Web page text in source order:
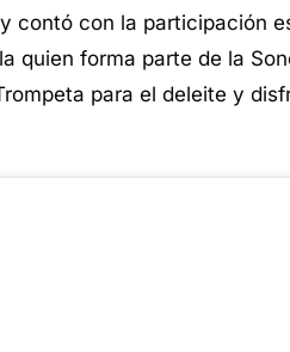
contó con la participación
quien forma parte de la
para el deleite y